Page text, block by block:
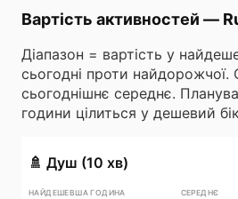
Вартість активностей —
Діапазон = вартість у
сьогодні проти найдорожчої.
сьогоднішнє середнє.
години цілиться у дешевий
🚿 Душ (10 хв)